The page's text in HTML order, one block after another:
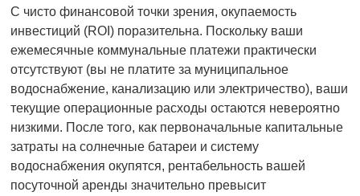
С чисто финансовой точки зрения, окупаемость
инвестиций (ROI) поразительна. Поскольку ваши
ежемесячные коммунальные платежи практически
отсутствуют (вы не платите за муниципальное
водоснабжение, канализацию или электричество), ваши
текущие операционные расходы остаются невероятно
низкими. После того, как первоначальные капитальные
затраты на солнечные батареи и систему
водоснабжения окупятся, рентабельность вашей
посуточной аренды значительно превысит